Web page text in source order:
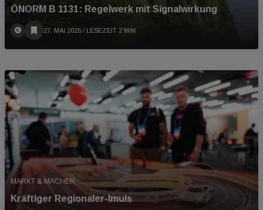
ÖNORM B 1131: Regelwerk mit Signalwirkung
27. MAI 2026 / LESEZEIT 2 MIN
MARKT & MACHER
Kräftiger Regionaler-Imuls